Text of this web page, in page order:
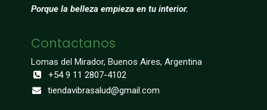
Porque la belleza empieza en tu interior.
Contactanos
Lomas del Mirador, Buenos Aires, Argentina
+54 9 11 2807-4102
tiendavibrasalud@gmail.com